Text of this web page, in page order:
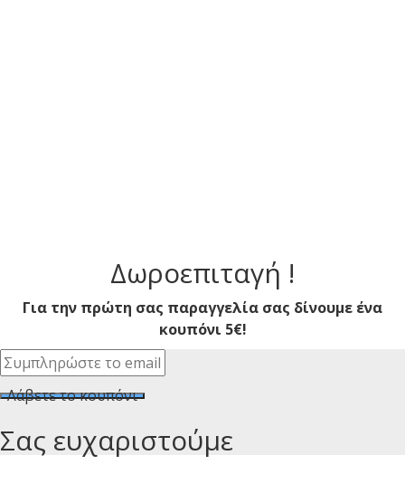
Δωροεπιταγή !
Για την πρώτη σας παραγγελία σας δίνουμε ένα
κουπόνι 5€!
Λάβετε το κουπόνι
Σας ευχαριστούμε